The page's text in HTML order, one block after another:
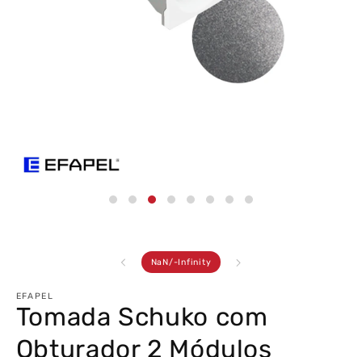
NaN/ de
-Infinity
EFAPEL
Tomada Schuko com
Obturador 2 Módulos